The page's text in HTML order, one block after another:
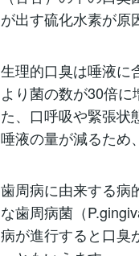
が出す硫化水素が原
生理的口臭は唾液に
より菌の数が30倍
た、口呼吸や緊張状
唾液の量が減るため
歯周病に由来する病
な歯周病菌（
病が進行すると口臭